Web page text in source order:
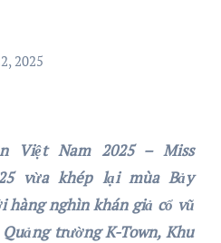
2025
vừa khép lại mùa Bảy
hàng nghìnkhán giả cổ vũ
trường K-Town, Khu